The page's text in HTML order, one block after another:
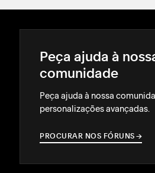
Peça ajuda à
comunidade
Peça ajuda à nossa
personalizações avançadas.
PROCURAR NOS FÓRUNS →
→